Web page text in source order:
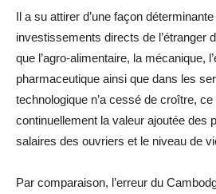
Il a su attirer d’une façon
investissements directs de l’étranger
que l’agro-alimentaire, la mécanique,
pharmaceutique ainsi que dans les
technologique n’a cessé de croître,
continuellement la valeur ajoutée des
salaires des ouvriers et le niveau de
Par comparaison, l’erreur du